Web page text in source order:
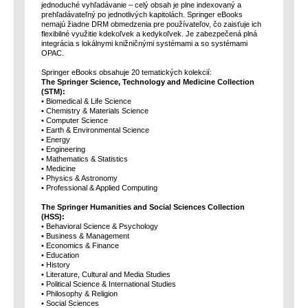
jednoduché vyhľadávanie – celý obsah je plne indexovaný a
prehľadávateľný po jednotlivých kapitolách. Springer eBooks
nemajú žiadne DRM obmedzenia pre používateľov, čo zaisťuje ich
flexibilné využitie kdekoľvek a kedykoľvek. Je zabezpečená plná
integrácia s lokálnymi knižničnými systémami a so systémami
OPAC.
Springer eBooks obsahuje 20 tematických kolekcií:
The Springer Science, Technology and Medicine Collection
(STM):
• Biomedical & Life Science
• Chemistry & Materials Science
• Computer Science
• Earth & Environmental Science
• Energy
• Engineering
• Mathematics & Statistics
• Medicine
• Physics & Astronomy
• Professional & Applied Computing
The Springer Humanities and Social Sciences Collection
(HSS):
• Behavioral Science & Psychology
• Business & Management
• Economics & Finance
• Education
• History
• Literature, Cultural and Media Studies
• Political Science & International Studies
• Philosophy & Religion
• Social Sciences